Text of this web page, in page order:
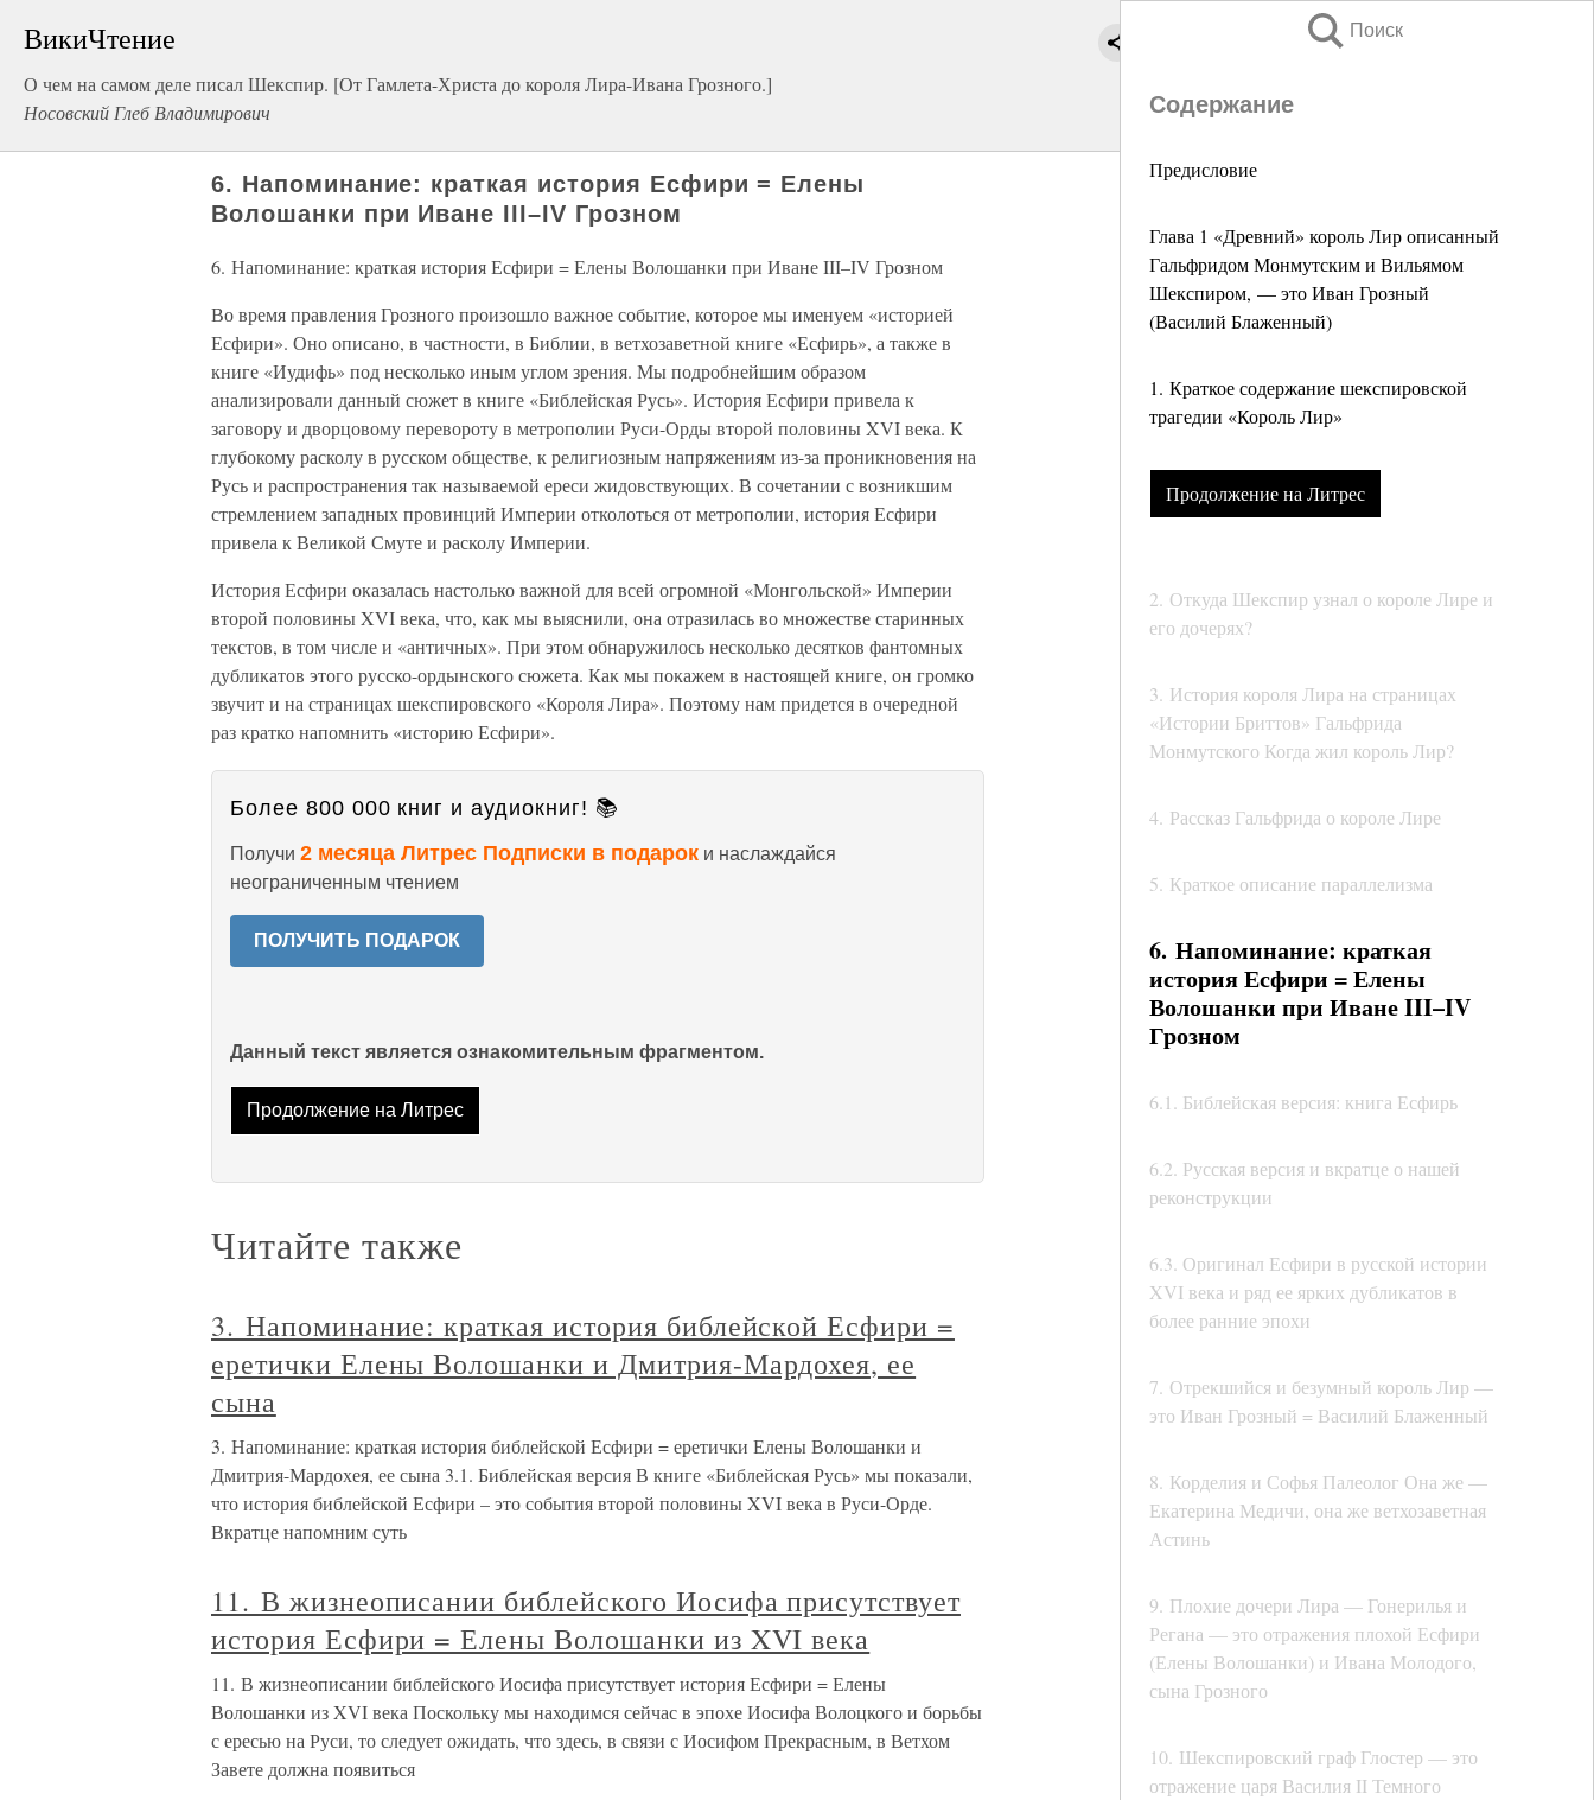
ВикиЧтение
О чем на самом деле писал Шекспир. [От Гамлета-Христа до короля Лира-Ивана Грозного.]
Носовский Глеб Владимирович
Поиск
Содержание
Предисловие
Глава 1 «Древний» король Лир описанный
Гальфридом Монмутским и Вильямом
Шекспиром, — это Иван Грозный
(Василий Блаженный)
1. Краткое содержание шекспировской
трагедии «Король Лир»
Продолжение на Литрес
2. Откуда Шекспир узнал о короле Лире и
его дочерях?
3. История короля Лира на страницах
«Истории Бриттов» Гальфрида
Монмутского Когда жил король Лир?
4. Рассказ Гальфрида о короле Лире
5. Краткое описание параллелизма
6. Напоминание: краткая
история Есфири = Елены
Волошанки при Иване III–IV
Грозном
6.1. Библейская версия: книга Есфирь
6.2. Русская версия и вкратце о нашей
реконструкции
6.3. Оригинал Есфири в русской истории
XVI века и ряд ее ярких дубликатов в
более ранние эпохи
7. Отрекшийся и безумный король Лир —
это Иван Грозный = Василий Блаженный
8. Корделия и Софья Палеолог Она же —
Екатерина Медичи, она же ветхозаветная
Астинь
9. Плохие дочери Лира — Гонерилья и
Регана — это отражения плохой Есфири
(Елены Волошанки) и Ивана Молодого,
сына Грозного
10. Шекспировский граф Глостер — это
отражение царя Василия II Темного
6. Напоминание: краткая история Есфири = Елены
Волошанки при Иване III–IV Грозном
6. Напоминание: краткая история Есфири = Елены Волошанки при Иване III–IV Грозном
Во время правления Грозного произошло важное событие, которое мы именуем «историей
Есфири». Оно описано, в частности, в Библии, в ветхозаветной книге «Есфирь», а также в
книге «Иудифь» под несколько иным углом зрения. Мы подробнейшим образом
анализировали данный сюжет в книге «Библейская Русь». История Есфири привела к
заговору и дворцовому перевороту в метрополии Руси-Орды второй половины XVI века. К
глубокому расколу в русском обществе, к религиозным напряжениям из-за проникновения на
Русь и распространения так называемой ереси жидовствующих. В сочетании с возникшим
стремлением западных провинций Империи отколоться от метрополии, история Есфири
привела к Великой Смуте и расколу Империи.
История Есфири оказалась настолько важной для всей огромной «Монгольской» Империи
второй половины XVI века, что, как мы выяснили, она отразилась во множестве старинных
текстов, в том числе и «античных». При этом обнаружилось несколько десятков фантомных
дубликатов этого русско-ордынского сюжета. Как мы покажем в настоящей книге, он громко
звучит и на страницах шекспировского «Короля Лира». Поэтому нам придется в очередной
раз кратко напомнить «историю Есфири».
Более 800 000 книг и аудиокниг! 📚
Получи 2 месяца Литрес Подписки в подарок и наслаждайся
неограниченным чтением
ПОЛУЧИТЬ ПОДАРОК
Данный текст является ознакомительным фрагментом.
Продолжение на Литрес
Читайте также
3. Напоминание: краткая история библейской Есфири =
еретички Елены Волошанки и Дмитрия-Мардохея, ее
сына
3. Напоминание: краткая история библейской Есфири = еретички Елены Волошанки и
Дмитрия-Мардохея, ее сына 3.1. Библейская версия В книге «Библейская Русь» мы показали,
что история библейской Есфири – это события второй половины XVI века в Руси-Орде.
Вкратце напомним суть
11. В жизнеописании библейского Иосифа присутствует
история Есфири = Елены Волошанки из XVI века
11. В жизнеописании библейского Иосифа присутствует история Есфири = Елены
Волошанки из XVI века Поскольку мы находимся сейчас в эпохе Иосифа Волоцкого и борьбы
с ересью на Руси, то следует ожидать, что здесь, в связи с Иосифом Прекрасным, в Ветхом
Завете должна появиться